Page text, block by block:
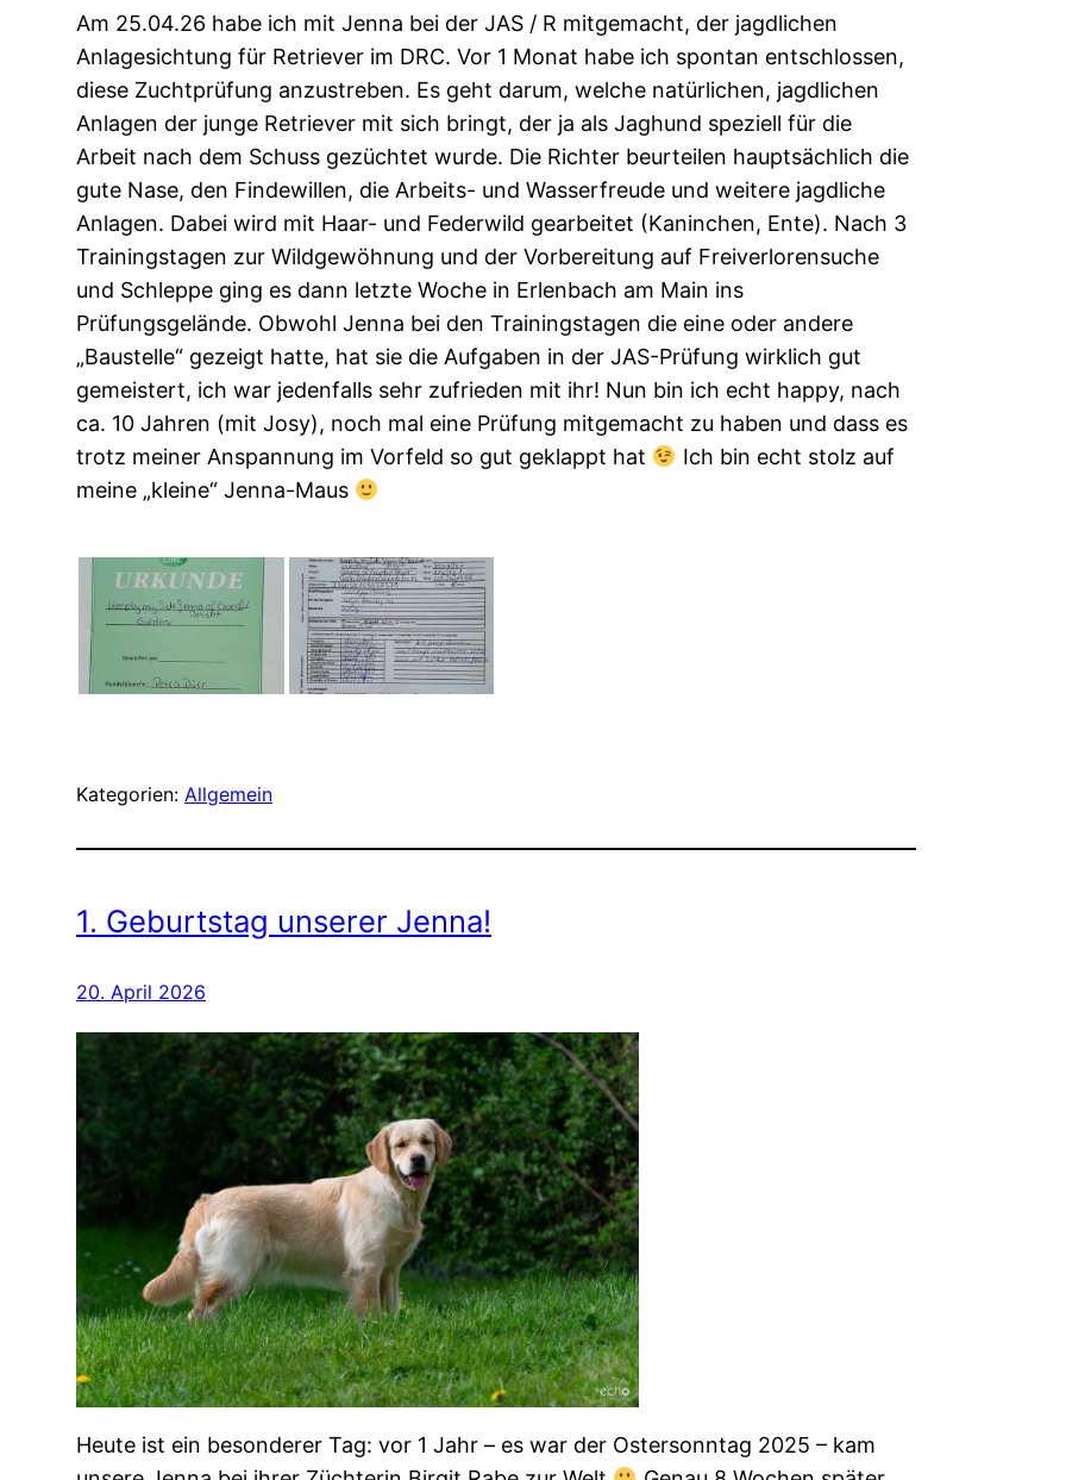
Am 25.04.26 habe ich mit Jenna bei der JAS / R mitgemacht, der jagdlichen
Anlagesichtung für Retriever im DRC. Vor 1 Monat habe ich spontan entschlossen,
diese Zuchtprüfung anzustreben. Es geht darum, welche natürlichen, jagdlichen
Anlagen der junge Retriever mit sich bringt, der ja als Jaghund speziell für die
Arbeit nach dem Schuss gezüchtet wurde. Die Richter beurteilen hauptsächlich die
gute Nase, den Findewillen, die Arbeits- und Wasserfreude und weitere jagdliche
Anlagen. Dabei wird mit Haar- und Federwild gearbeitet (Kaninchen, Ente). Nach 3
Trainingstagen zur Wildgewöhnung und der Vorbereitung auf Freiverlorensuche
und Schleppe ging es dann letzte Woche in Erlenbach am Main ins
Prüfungsgelände. Obwohl Jenna bei den Trainingstagen die eine oder andere
„Baustelle“ gezeigt hatte, hat sie die Aufgaben in der JAS-Prüfung wirklich gut
gemeistert, ich war jedenfalls sehr zufrieden mit ihr! Nun bin ich echt happy, nach
ca. 10 Jahren (mit Josy), noch mal eine Prüfung mitgemacht zu haben und dass es
trotz meiner Anspannung im Vorfeld so gut geklappt hat
Ich bin echt stolz auf
meine „kleine“ Jenna-Maus
Kategorien: Allgemein
1. Geburtstag unserer Jenna!
20. April 2026
Heute ist ein besonderer Tag: vor 1 Jahr – es war der Ostersonntag 2025 – kam